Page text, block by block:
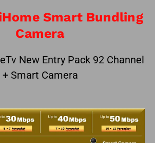
Smart Bundling
Camera
New Entry Pack 92 Channel
+ Smart Camera